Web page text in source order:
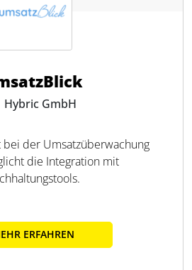
Hybric GmbH
der Umsatzüberwachung
die Integration mit
ERFAHREN